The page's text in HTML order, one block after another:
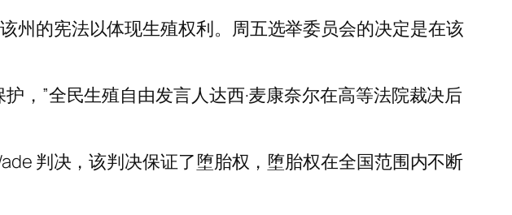
州的宪法以体现生殖权利。周五选举委员会的决定是在该
，”全民生殖自由发言人达西·麦康奈尔在高等法院裁决后
判决，该判决保证了堕胎权，堕胎权在全国范围内不断